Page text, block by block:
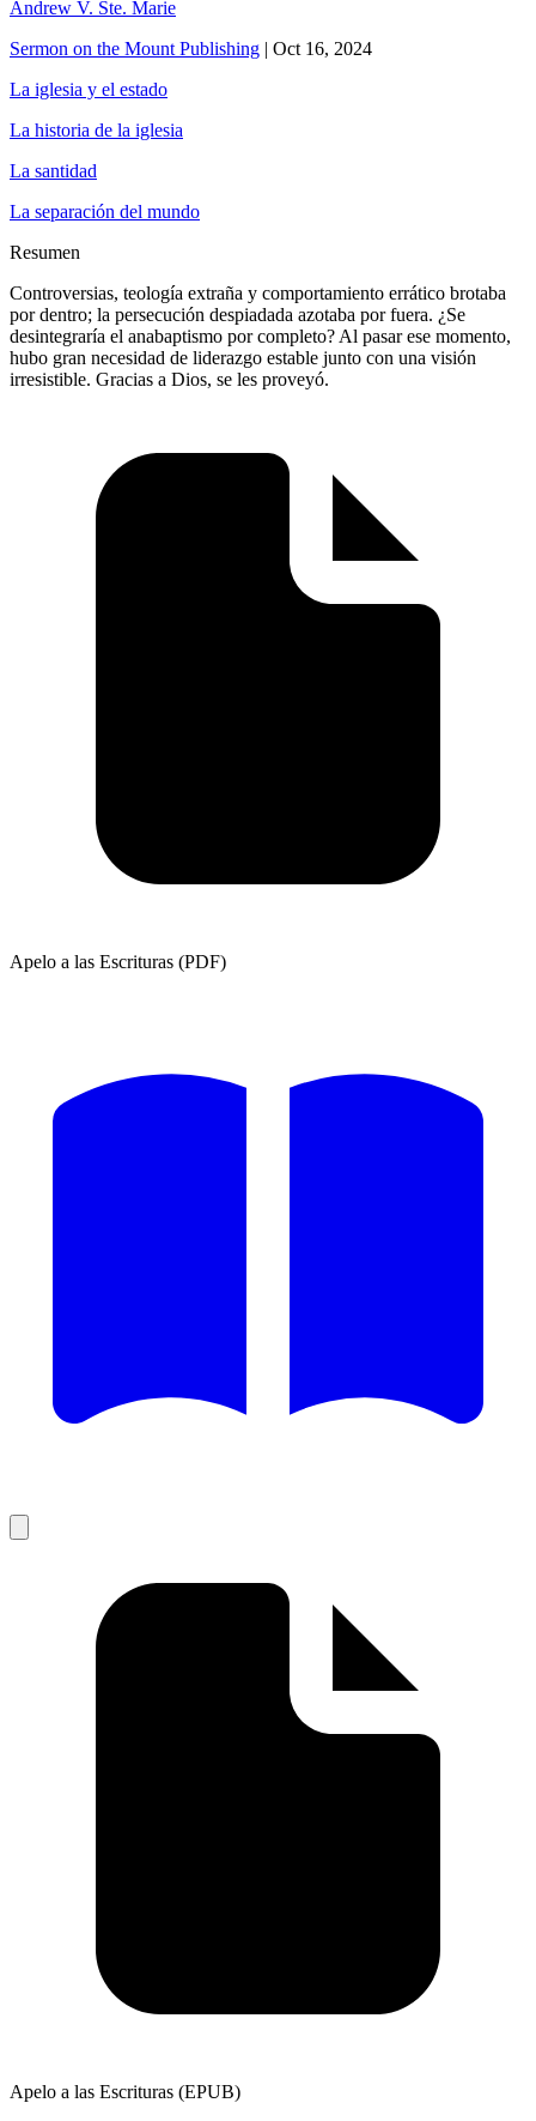
Andrew V. Ste. Marie
Sermon on the Mount Publishing | Oct 16, 2024
La iglesia y el estado
La historia de la iglesia
La santidad
La separación del mundo
Resumen
Controversias, teología extraña y comportamiento errático brotaba
por dentro; la persecución despiadada azotaba por fuera. ¿Se
desintegraría el anabaptismo por completo? Al pasar ese momento,
hubo gran necesidad de liderazgo estable junto con una visión
irresistible. Gracias a Dios, se les proveyó.
Apelo a las Escrituras (PDF)
Apelo a las Escrituras (EPUB)